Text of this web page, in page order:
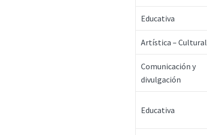
Educativa
Artística – Cultural
Comunicación y
divulgación
Educativa